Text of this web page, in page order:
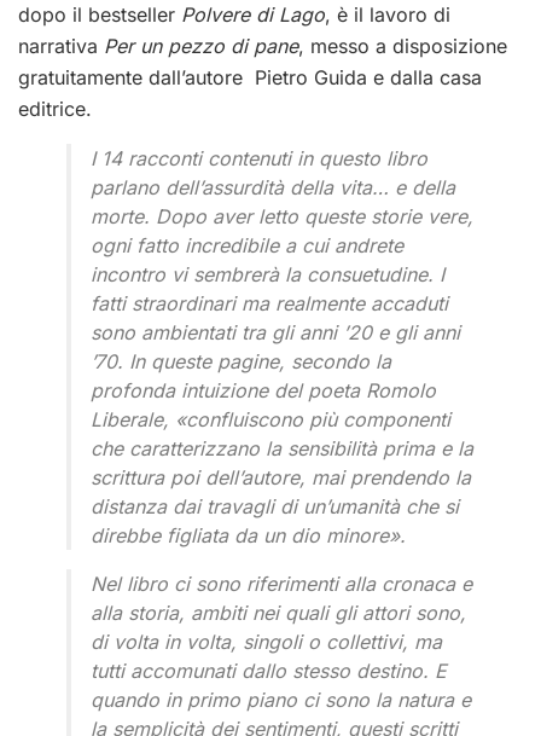
dopo il bestseller Polvere di Lago, è il lavoro di
narrativa Per un pezzo di pane, messo a disposizione
gratuitamente dall’autore Pietro Guida e dalla casa
editrice.
I 14 racconti contenuti in questo libro
parlano dell’assurdità della vita… e della
morte. Dopo aver letto queste storie vere,
ogni fatto incredibile a cui andrete
incontro vi sembrerà la consuetudine. I
fatti straordinari ma realmente accaduti
sono ambientati tra gli anni ’20 e gli anni
’70. In queste pagine, secondo la
profonda intuizione del poeta Romolo
Liberale, «confluiscono più componenti
che caratterizzano la sensibilità prima e la
scrittura poi dell’autore, mai prendendo la
distanza dai travagli di un’umanità che si
direbbe figliata da un dio minore».
Nel libro ci sono riferimenti alla cronaca e
alla storia, ambiti nei quali gli attori sono,
di volta in volta, singoli o collettivi, ma
tutti accomunati dallo stesso destino. E
quando in primo piano ci sono la natura e
la semplicità dei sentimenti, questi scritti